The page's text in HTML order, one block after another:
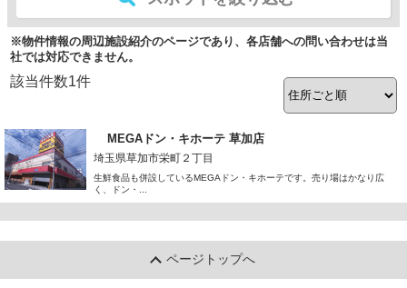
※物件情報の周辺施設紹介のページであり、各店舗への問い合わせは当
社では対応できません。
該当件数1件
MEGAドン・キホーテ 草加店
埼玉県草加市栄町２丁目
生鮮食品も併設しているMEGAドン・キホーテです。売り場はかなり広
く、ドン・...
ページトップへ